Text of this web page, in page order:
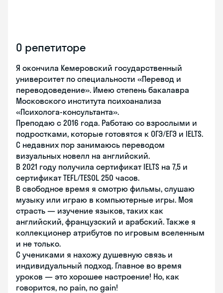
О репетиторе
Я окончила Кемеровский государственный
университет по специальности «Перевод и
переводоведение». Имею степень бакалавра
Московского института психоанализа
«Психолога-консультанта».
Преподаю с 2016 года. Работаю со взрослыми и
подростками, которые готовятся к ОГЭ/ЕГЭ и IELTS.
С недавних пор занимаюсь переводом
визуальных новелл на английский.
В 2021 году получила сертификат IELTS на 7,5 и
сертификат TEFL/TESOL 250 часов.
В свободное время я смотрю фильмы, слушаю
музыку или играю в компьютерные игры. Моя
страсть — изучение языков, таких как
английский, французский и арабский. Также я
коллекционер атрибутов по игровым вселенным
и не только.
С учениками я нахожу душевную связь и
индивидуальный подход. Главное во время
уроков — это хорошее настроение! Но, как
говорится, no pain, no gain!